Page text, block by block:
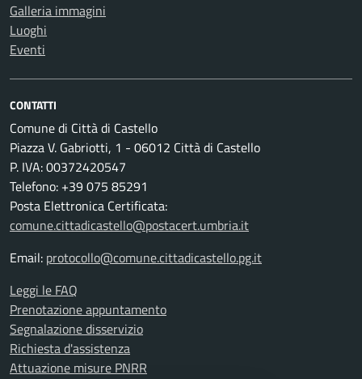
Galleria immagini
Luoghi
Eventi
CONTATTI
Comune di Città di Castello
Piazza V. Gabriotti, 1 - 06012 Città di Castello
P. IVA: 00372420547
Telefono: +39 075 85291
Posta Elettronica Certificata:
comune.cittadicastello@postacert.umbria.it
Email: protocollo@comune.cittadicastello.pg.it
Leggi le FAQ
Prenotazione appuntamento
Segnalazione disservizio
Richiesta d'assistenza
Attuazione misure PNRR